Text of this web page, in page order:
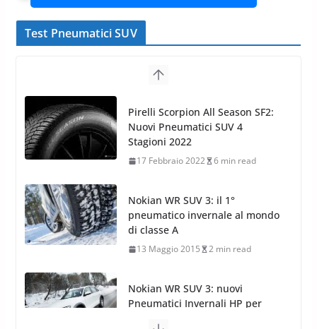
Test Pneumatici SUV
Nokian WR SUV 3: il 1°
pneumatico invernale al mondo
di classe A
13 Maggio 2015 2 min read
Nokian WR SUV 3: nuovi
Pneumatici Invernali HP per
condizioni invernali difficili
23 Aprile 2013 9 min read
Yokohama Geolandar G073: nuovi pneumatici
invernali SUV
2 min read